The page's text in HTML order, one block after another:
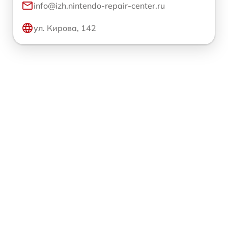
info@izh.nintendo-repair-center.ru
ул. Кирова, 142